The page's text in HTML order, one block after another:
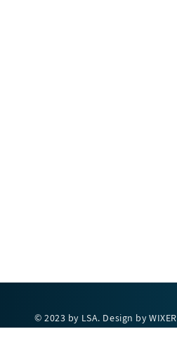
© 2023 by LSA. Design by WIXER